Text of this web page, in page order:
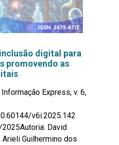
digital para
promovendo as
Express, v. 6,
v6i.2025.142
David
Arieli Guilhermino dos